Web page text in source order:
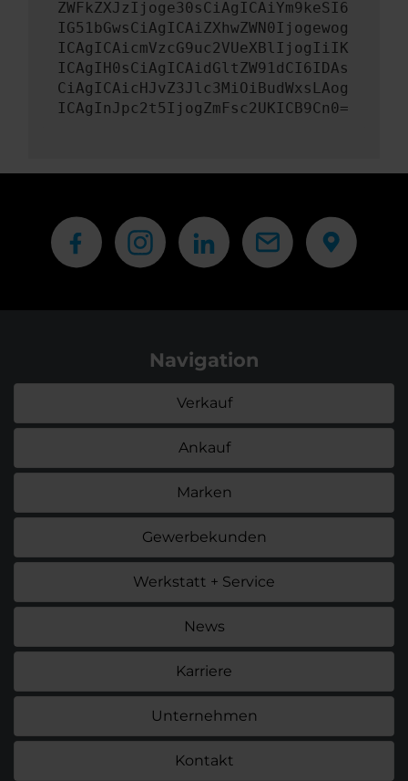
ZWFkZXJzIjoge30sCiAgICAiYm9keSI6
IG51bGwsCiAgICAiZXhwZWN0Ijogewog
ICAgICAicmVzcG9uc2VUeXBlIjogIiIK
ICAgIH0sCiAgICAidGltZW91dCI6IDAs
CiAgICAicHJvZ3Jlc3MiOiBudWxsLAog
ICAgInJpc2t5IjogZmFsc2UKICB9Cn0=
Navigation
Verkauf
Ankauf
Marken
Gewerbekunden
Werkstatt + Service
News
Karriere
Unternehmen
Kontakt